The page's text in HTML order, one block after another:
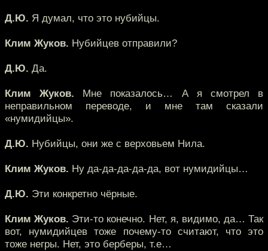
Д.Ю. Я думал, что это нубийцы.
Клим Жуков. Нубийцев отправили?
Д.Ю. Да.
Клим Жуков. Мне показалось… А я смотрел в
неправильном переводе, и мне там сказали
«нумидийцы».
Д.Ю. Нубийцы, они же с верховьем Нила.
Клим Жуков. Ну да-да-да-да-да, вот нумидийцы…
Д.Ю. Эти конкретно чёрные.
Клим Жуков. Эти-то конечно. Нет, я, видимо, да… Так
вот, нумидийцев тоже почему-то считают, что это
тоже негры. Нет, это берберы, т.е…